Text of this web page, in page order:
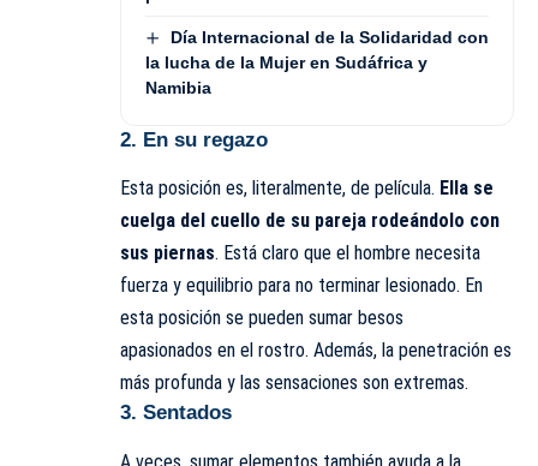
Día Internacional de la Solidaridad con
la lucha de la Mujer en Sudáfrica y
Namibia
2. En su regazo
Esta posición es, literalmente, de película. Ella se
cuelga del cuello de su pareja rodeándolo con
sus piernas. Está claro que el hombre necesita
fuerza y equilibrio para no terminar lesionado. En
esta posición se pueden sumar besos
apasionados en el rostro. Además, la penetración es
más profunda y las sensaciones son extremas.
3. Sentados
A veces, sumar elementos también ayuda a la